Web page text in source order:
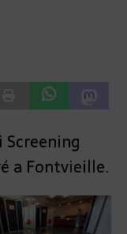
a Fontvieille.